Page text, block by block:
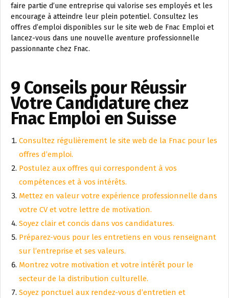
faire partie d’une entreprise qui valorise ses employés et les
encourage à atteindre leur plein potentiel. Consultez les
offres d’emploi disponibles sur le site web de Fnac Emploi et
lancez-vous dans une nouvelle aventure professionnelle
passionnante chez Fnac.
9 Conseils pour Réussir
Votre Candidature chez
Fnac Emploi en Suisse
Consultez régulièrement le site web de la Fnac pour les
offres d’emploi.
Postulez aux offres qui correspondent à vos
compétences et à vos intérêts.
Mettez en valeur votre expérience professionnelle dans
votre CV et votre lettre de motivation.
Soyez clair et concis dans vos candidatures.
Préparez-vous pour les entretiens en vous renseignant
sur l’entreprise et ses valeurs.
Montrez votre motivation et votre intérêt pour le
secteur de la distribution culturelle.
Soyez ponctuel aux rendez-vous d’entretien et